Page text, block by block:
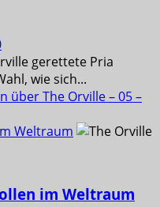
gerettete Pria
wie sich...
über The Orville – 05 –
Weltraum
im Weltraum